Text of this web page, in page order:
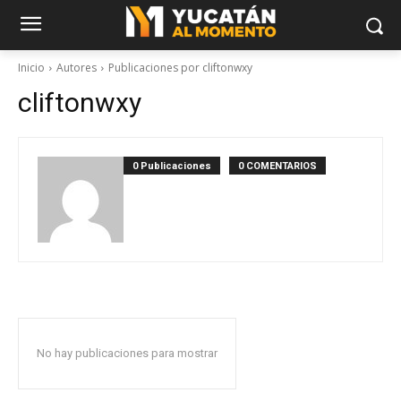
Inicio Autores Publicaciones por cliftonwxy
cliftonwxy
0 Publicaciones 0 COMENTARIOS
No hay publicaciones para mostrar